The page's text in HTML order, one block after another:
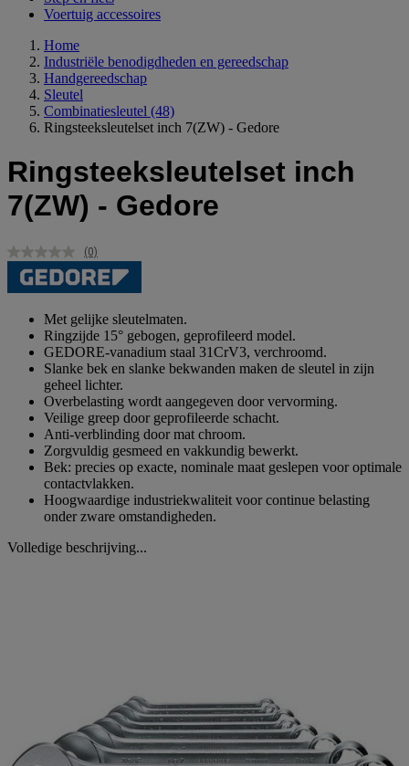
Voertuig accessoires
Home
Industriële benodigdheden en gereedschap
Handgereedschap
Sleutel
Combinatiesleutel (48)
Ringsteeksleutelset inch 7(ZW) - Gedore
Ringsteeksleutelset inch
7(ZW) - Gedore
Geen
scorewaarde.
Dezelfde
(0)
Met gelijke sleutelmaten.
Ringzijde 15° gebogen, geprofileerd model.
GEDORE-vanadium staal 31CrV3, verchroomd.
Slanke bek en slanke bekwanden maken de sleutel in zijn
geheel lichter.
Overbelasting wordt aangegeven door vervorming.
Veilige greep door geprofileerde schacht.
Anti-verblinding door mat chroom.
Zorgvuldig gesmeed en vakkundig bewerkt.
Bek: precies op exacte, nominale maat geslepen voor optimale
contactvlakken.
Hoogwaardige industriekwaliteit voor continue belasting
onder zware omstandigheden.
Volledige beschrijving...